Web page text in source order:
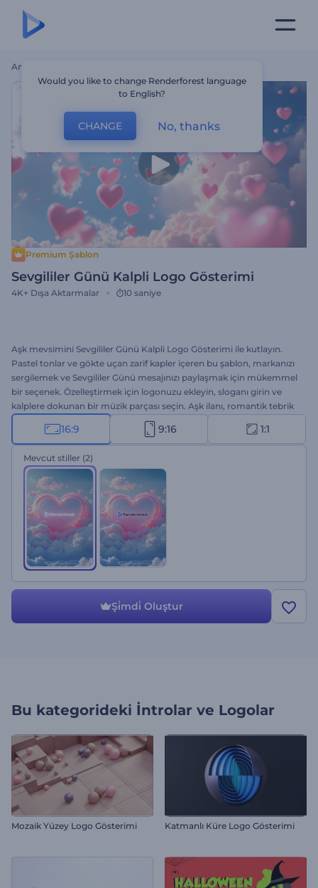
Ana Sayfa
Premium Şablon
Sevgililer Günü Kalpli Logo Gösterimi
4K+ Dışa Aktarmalar 10 saniye
Aşk mevsimini Sevgililer Günü Kalpli Logo Gösterimi ile kutlayın.
Pastel tonlar ve gökte uçan zarif kapler içeren bu şablon, markanızı
sergilemek ve Sevgililer Günü mesajınızı paylaşmak için mükemmel
bir seçenek. Özelleştirmek için logonuzu ekleyin, sloganı girin ve
kalplere dokunan bir müzik parçası seçin. Aşk ilanı, romantik tebrik
videoları, özel gün kampanyaları, reklam videoları vs. için ideal.
Unutulmaz bir Sevgililer Günü için hemen oluşturun!
16:9 9:16 1:1
Mevcut stiller (2)
Şi̇mdi̇ Oluştur
Bu kategorideki İntrolar ve Logolar
Mozaik Yüzey Logo Gösterimi Katmanlı Küre Logo Gösterimi
Would you like to change Renderforest language
to English?
CHANGE No, thanks